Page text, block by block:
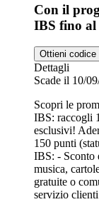
Con il
IBS fino al
Ottieni codice
Dettagli
Scade il 10/
Scopri le
IBS: raccogli
esclusivi!
150 punti
IBS: - Sconto
musica,
gratuite o
servizio